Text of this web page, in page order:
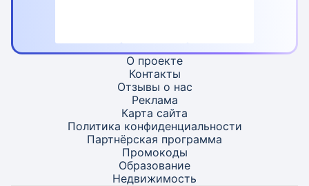
О проекте
Контакты
Отзывы о нас
Реклама
Карта сайта
Политика конфиденциальности
Партнёрская программа
Промокоды
Образование
Недвижимость